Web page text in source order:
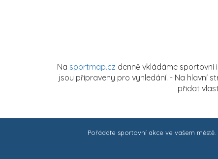
Na sportmap.cz denně vkládáme sportovní
jsou připraveny pro vyhledání. - Na hlavní
přidat
Pořádáte sportovní akce ve vašem městě.